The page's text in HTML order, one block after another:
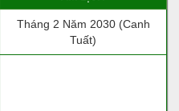
Tháng 2 Năm 2030 (Canh
Tuất)